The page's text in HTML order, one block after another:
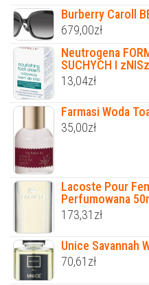
Burberry Caroll
679,00zł
Neutrogena
SUCHYCH I
13,04zł
Farmasi Woda
35,00zł
Lacoste Pour
Perfumowana
173,31 zł
Unice Savannah
70,61 zł